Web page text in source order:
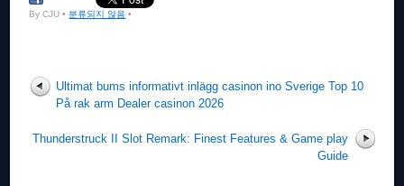
By CJU • 분류되지 않음 •
Ultimat bums informativt inlägg casinon ino Sverige Top 10
På rak arm Dealer casinon 2026
Thunderstruck II Slot Remark: Finest Features & Game play
Guide